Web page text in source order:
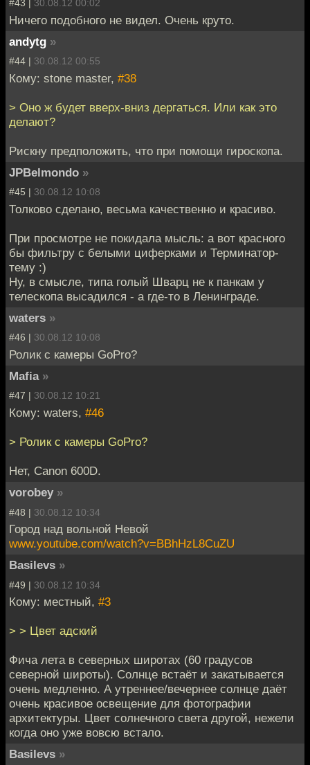
#43 | 30.08.12 00:02
Ничего подобного не видел. Очень круто.
andytg »
#44 | 30.08.12 00:55
Кому: stone master, #38
> Оно ж будет вверх-вниз дергаться. Или как это
делают?
Рискну предположить, что при помощи гироскопа.
JPBelmondo »
#45 | 30.08.12 10:08
Толково сделано, весьма качественно и красиво.
При просмотре не покидала мысль: а вот красного
бы фильтру с белыми циферками и Терминатор-
тему :)
Ну, в смысле, типа голый Шварц не к панкам у
телескопа высадился - а где-то в Ленинграде.
waters »
#46 | 30.08.12 10:08
Ролик с камеры GoPro?
Mafia »
#47 | 30.08.12 10:21
Кому: waters, #46
> Ролик с камеры GoPro?
Нет, Canon 600D.
vorobey »
#48 | 30.08.12 10:34
Город над вольной Невой
www.youtube.com/watch?v=BBhHzL8CuZU
Basilevs »
#49 | 30.08.12 10:34
Кому: местный, #3
> > Цвет адский
Фича лета в северных широтах (60 градусов
северной широты). Солнце встаёт и закатывается
очень медленно. А утреннее/вечернее солнце даёт
очень красивое освещение для фотографии
архитектуры. Цвет солнечного света другой, нежели
когда оно уже вовсю встало.
Basilevs »